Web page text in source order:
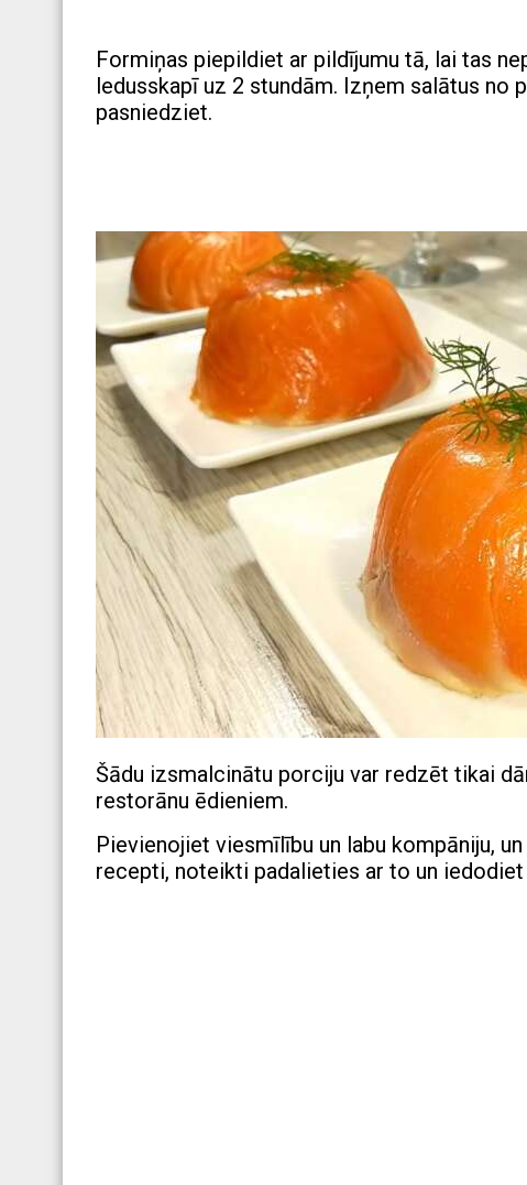
Formiņas piepildiet ar pildījumu tā, lai tas
ledusskapī uz 2 stundām. Izņem salātus
pasniedziet.
Šādu izsmalcinātu porciju var redzēt tikai
restorānu ēdieniem.
Pievienojiet viesmīlību un labu kompāniju,
recepti, noteikti padalieties ar to un